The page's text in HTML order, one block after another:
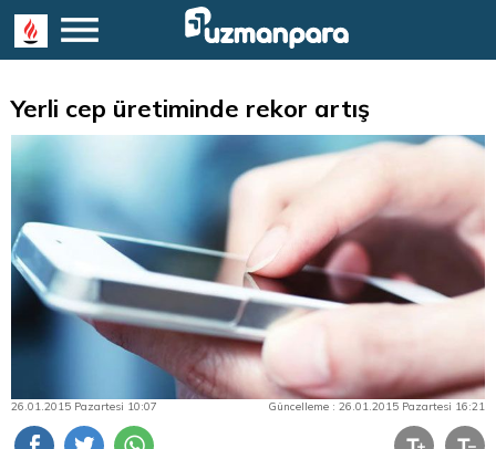
Yerli cep üretiminde rekor artış
26.01.2015 Pazartesi 10:07 Güncelleme : 26.01.2015 Pazartesi 16:21